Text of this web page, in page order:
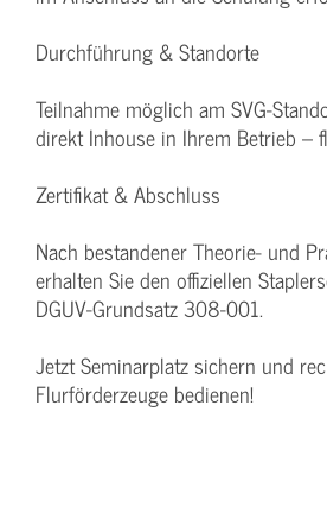
Durchführung & Standorte
Teilnahme möglich am SVG-
direkt Inhouse in Ihrem Betrieb –
Zertifikat & Abschluss
Nach bestandener Theorie- und
erhalten Sie den offiziellen
DGUV-Grundsatz 308-001.
Jetzt Seminarplatz sichern und
Flurförderzeuge bedienen!